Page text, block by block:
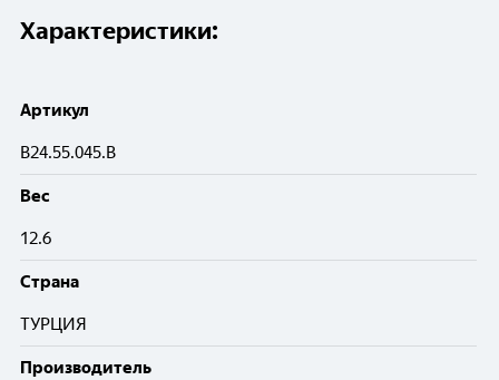
Характеристики:
Артикул
B24.55.045.B
Вес
12.6
Cтрана
ТУРЦИЯ
Производитель